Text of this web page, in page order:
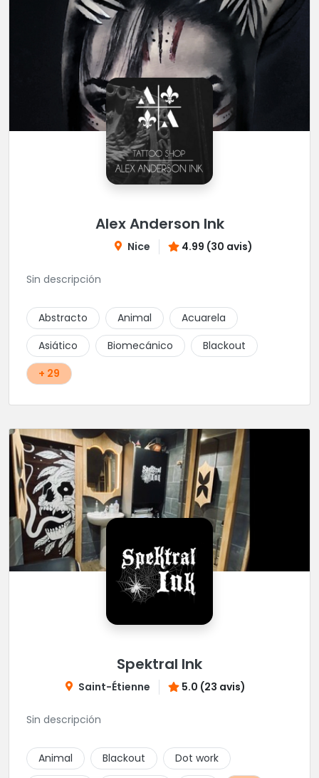
Alex Anderson Ink
Nice 4.99 (30 avis)
Sin descripción
Abstracto Animal
Acuarela
Asiático
Biomecánico
Blackout
+ 29
Spektral Ink
Saint-Étienne 5.0 (23 avis)
Sin descripción
Animal Blackout
Dot work